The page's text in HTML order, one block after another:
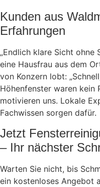
Kunden aus
Erfahrungen
„Endlich klare Sicht ohne
eine Hausfrau aus dem
von Konzern lobt:
Höhenfenster waren kein
motivieren uns. Lokale
Fachwissen sorgen dafür.
Jetzt
– Ihr nächster
Warten Sie nicht, bis
ein kostenloses Angebot